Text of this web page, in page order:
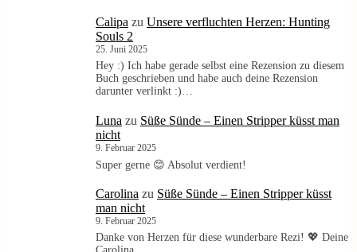
Calipa zu Unsere verfluchten Herzen: Hunting
Souls 2
25. Juni 2025
Hey :) Ich habe gerade selbst eine Rezension zu diesem
Buch geschrieben und habe auch deine Rezension
darunter verlinkt :)…
Luna zu Süße Sünde – Einen Stripper küsst man
nicht
9. Februar 2025
Super gerne 😊 Absolut verdient!
Carolina zu Süße Sünde – Einen Stripper küsst
man nicht
9. Februar 2025
Danke von Herzen für diese wunderbare Rezi! 💖 Deine